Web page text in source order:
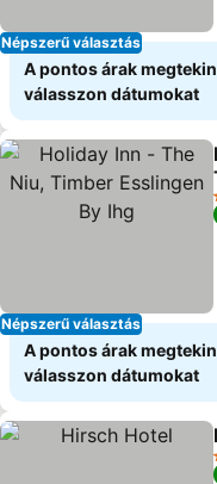
Népszerű választás
A pontos árak
válasszon dátumokat
Népszerű választás
A pontos árak
válasszon dátumokat